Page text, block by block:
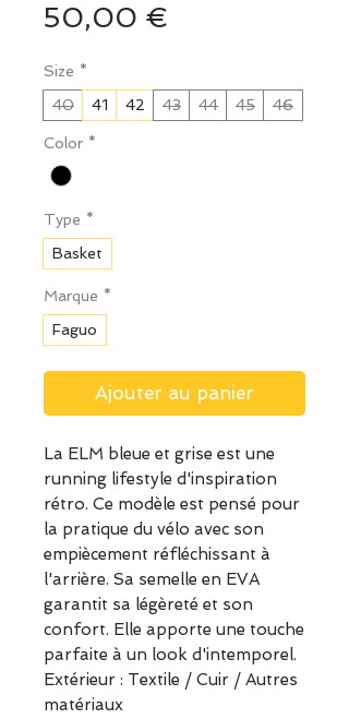
50,00 €
Size *
40
41 42 43 44 45 46
Color *
Type *
Basket
Marque *
Faguo
Ajouter au panier
La ELM bleue et grise est une
running lifestyle d'inspiration
rétro. Ce modèle est pensé pour
la pratique du vélo avec son
empiècement réfléchissant à
l'arrière. Sa semelle en EVA
garantit sa légèreté et son
confort. Elle apporte une touche
parfaite à un look d'intemporel.
Extérieur : Textile / Cuir / Autres
matériaux